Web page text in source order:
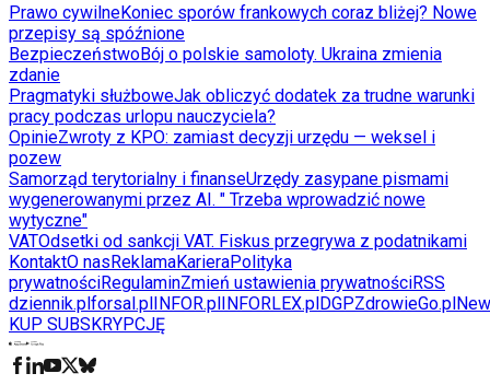
Prawo cywilneKoniec sporów frankowych coraz bliżej? Nowe
przepisy są spóźnione
BezpieczeństwoBój o polskie samoloty. Ukraina zmienia
zdanie
Pragmatyki służboweJak obliczyć dodatek za trudne warunki
pracy podczas urlopu nauczyciela?
OpinieZwroty z KPO: zamiast decyzji urzędu — weksel i
pozew
Samorząd terytorialny i finanseUrzędy zasypane pismami
wygenerowanymi przez AI. " Trzeba wprowadzić nowe
wytyczne"
VATOdsetki od sankcji VAT. Fiskus przegrywa z podatnikami
KontaktO nasReklamaKarieraPolityka
prywatnościRegulaminZmień ustawienia prywatnościRSS
dziennik.plforsal.plINFOR.plINFORLEX.plDGPZdrowieGo.pl
KUP SUBSKRYPCJĘ